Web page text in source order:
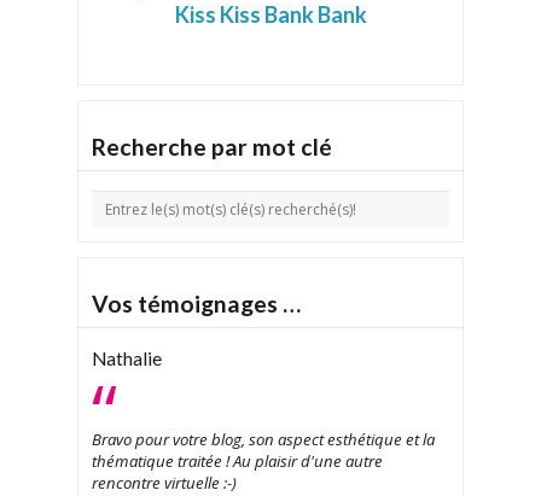
Kiss Kiss Bank Bank
Recherche par mot clé
Vos témoignages …
Nathalie
Bravo pour votre blog, son aspect esthétique et la
thématique traitée ! Au plaisir d'une autre
rencontre virtuelle :-)